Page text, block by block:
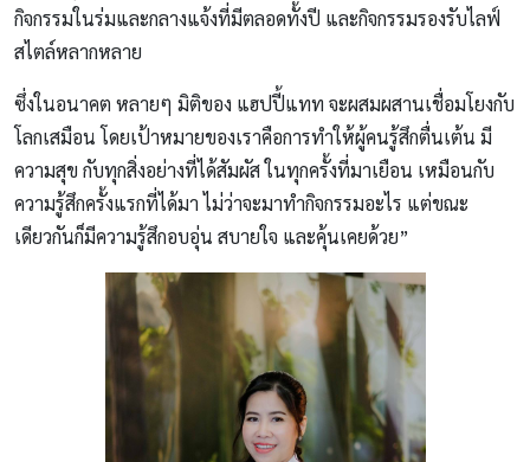
กิจกรรมในร่มและกลางแจ้งที่มีตลอดทั้งปี และกิจกรรมรองรับไลฟ์
สไตล์หลากหลาย
ซึ่งในอนาคต หลายๆ มิติของ แฮปปี้แทท จะผสมผสานเชื่อมโยงกับ
โลกเสมือน โดยเป้าหมายของเราคือการทำให้ผู้คนรู้สึกตื่นเต้น มี
ความสุข กับทุกสิ่งอย่างที่ได้สัมผัส ในทุกครั้งที่มาเยือน เหมือนกับ
ความรู้สึกครั้งแรกที่ได้มา ไม่ว่าจะมาทำกิจกรรมอะไร แต่ขณะ
เดียวกันก็มีความรู้สึกอบอุ่น สบายใจ และคุ้นเคยด้วย”